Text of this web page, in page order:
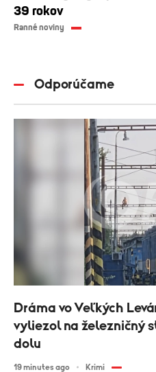
39 rokov
Ranné noviny
Odporúčame
Dráma vo Veľkých
vyliezol na železničný
dolu
19 minutes ago Krimi